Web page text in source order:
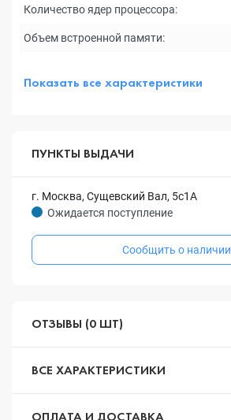
Количество ядер процессора:
Объем встроенной памяти:
Показать все характеристики
ПУНКТЫ ВЫДАЧИ
г. Москва, Сущевский Вал, 5с1А
Ожидается поступление
Сообщить о наличии
ОТЗЫВЫ (0 ШТ)
ВСЕ ХАРАКТЕРИСТИКИ
ОПЛАТА И ДОСТАВКА